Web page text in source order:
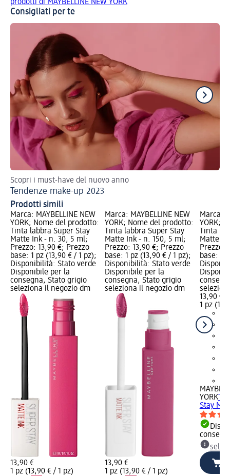
prodotti di MAYBELLINE NEW YORK
Consigliati per te
Scopri i must-have del nuovo anno
Tendenze make-up 2023
Prodotti simili
Marca: MAYBELLINE NEW
YORK; Nome del prodotto:
Tinta labbra Super Stay
Matte Ink - n. 30, 5 ml;
Prezzo: 13,90 €; Prezzo
base: 1 pz (13,90 € / 1 pz);
Disponibilità: Stato verde
Disponibile per la
consegna, Stato grigio
seleziona il negozio dm
13,90 €
1 pz (13,90 € / 1 pz)
Marca: MAYBELLINE NEW
YORK; Nome del prodotto:
Tinta labbra Super Stay
Matte Ink - n. 150, 5 ml;
Prezzo: 13,90 €; Prezzo
base: 1 pz (13,90 € / 1 pz);
Disponibilità: Stato verde
Disponibile per la
consegna, Stato grigio
seleziona il negozio dm
13,90 €
1 pz (13,90 € / 1 pz)
Marca:
YORK;
Tinta
Matte
Prezzo:
base: 1
13,90 €
1 pz
YORK
Stay